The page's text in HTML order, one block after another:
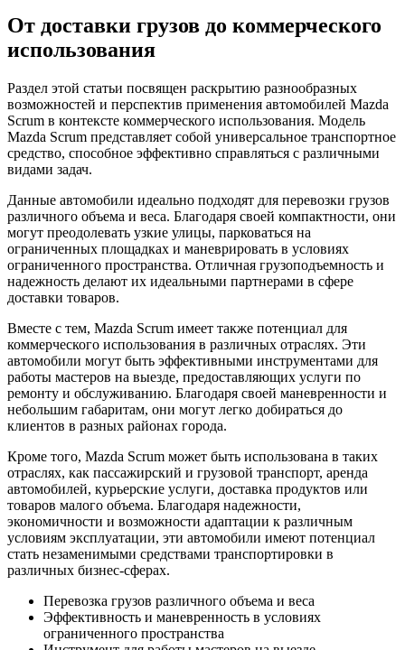
От доставки грузов до коммерческого
использования
Раздел этой статьи посвящен раскрытию разнообразных
возможностей и перспектив применения автомобилей Mazda
Scrum в контексте коммерческого использования. Модель
Mazda Scrum представляет собой универсальное транспортное
средство, способное эффективно справляться с различными
видами задач.
Данные автомобили идеально подходят для перевозки грузов
различного объема и веса. Благодаря своей компактности, они
могут преодолевать узкие улицы, парковаться на
ограниченных площадках и маневрировать в условиях
ограниченного пространства. Отличная грузоподъемность и
надежность делают их идеальными партнерами в сфере
доставки товаров.
Вместе с тем, Mazda Scrum имеет также потенциал для
коммерческого использования в различных отраслях. Эти
автомобили могут быть эффективными инструментами для
работы мастеров на выезде, предоставляющих услуги по
ремонту и обслуживанию. Благодаря своей маневренности и
небольшим габаритам, они могут легко добираться до
клиентов в разных районах города.
Кроме того, Mazda Scrum может быть использована в таких
отраслях, как пассажирский и грузовой транспорт, аренда
автомобилей, курьерские услуги, доставка продуктов или
товаров малого объема. Благодаря надежности,
экономичности и возможности адаптации к различным
условиям эксплуатации, эти автомобили имеют потенциал
стать незаменимыми средствами транспортировки в
различных бизнес-сферах.
Перевозка грузов различного объема и веса
Эффективность и маневренность в условиях
ограниченного пространства